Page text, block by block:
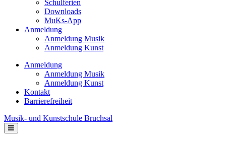
Schulferien
Downloads
MuKs-App
Anmeldung
Anmeldung Musik
Anmeldung Kunst
Anmeldung
Anmeldung Musik
Anmeldung Kunst
Kontakt
Barrierefreiheit
Musik- und Kunstschule Bruchsal
Navigation